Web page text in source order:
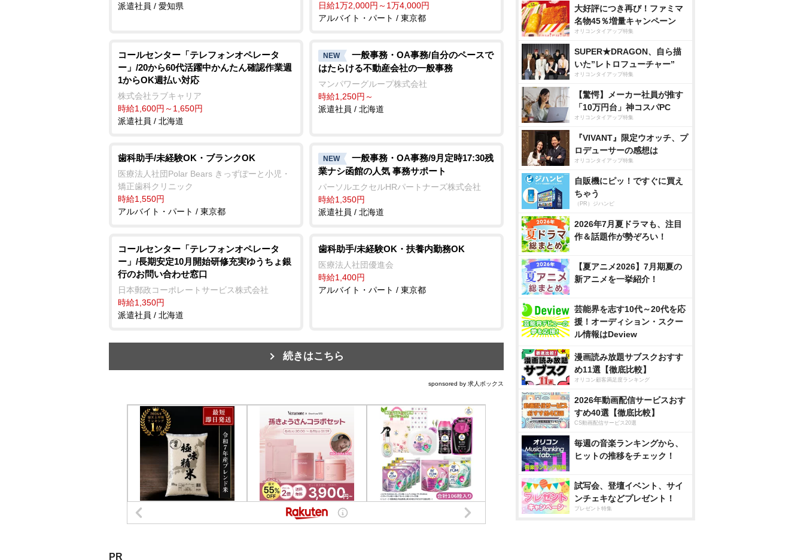
派遣社員 / 愛知県
日給1万2,000円～1万4,000円
アルバイト・パート / 東京都
コールセンター「テレフォンオペレータ
ー」/20から60代活躍中かんたん確認作業週
1からOK週払い対応
株式会社ラブキャリア
時給1,600円～1,650円
派遣社員 / 北海道
NEW
一般事務・OA事務/自分のペースで
はたらける不動産会社の一般事務
マンパワーグループ株式会社
時給1,250円～
派遣社員 / 北海道
歯科助手/未経験OK・ブランクOK
医療法人社団Polar Bears きっずぽーと小児・
矯正歯科クリニック
時給1,550円
アルバイト・パート / 東京都
NEW
一般事務・OA事務/9月定時17:30残
業ナシ函館の人気 事務サポート
パーソルエクセルHRパートナーズ株式会社
時給1,350円
派遣社員 / 北海道
コールセンター「テレフォンオペレータ
ー」/長期安定10月開始研修充実ゆうちょ銀
行のお問い合わせ窓口
日本郵政コーポレートサービス株式会社
時給1,350円
派遣社員 / 北海道
歯科助手/未経験OK・扶養内勤務OK
医療法人社団優進会
時給1,400円
アルバイト・パート / 東京都
続きはこちら
sponsored by 求人ボックス
PR
大好評につき再び！ファミマ
名物45％増量キャンペーン
オリコンタイアップ特集
SUPER★DRAGON、自ら描
いた”レトロフューチャー”
オリコンタイアップ特集
【驚愕】メーカー社員が推す
「10万円台」神コスパPC
オリコンタイアップ特集
『VIVANT』限定ウオッチ、プ
ロデューサーの感想は
オリコンタイアップ特集
自販機にピッ！ですぐに買え
ちゃう
（PR）ジハンピ
2026年7月夏ドラマも、注目
作＆話題作が勢ぞろい！
【夏アニメ2026】7月期夏の
新アニメを一挙紹介！
芸能界を志す10代～20代を応
援！オーディション・スクー
ル情報はDeview
漫画読み放題サブスクおすす
め11選【徹底比較】
オリコン顧客満足度ランキング
2026年動画配信サービスおす
すめ40選【徹底比較】
CS動画配信サービス20選
毎週の音楽ランキングから、
ヒットの推移をチェック！
試写会、登壇イベント、サイ
ンチェキなどプレゼント！
プレゼント特集